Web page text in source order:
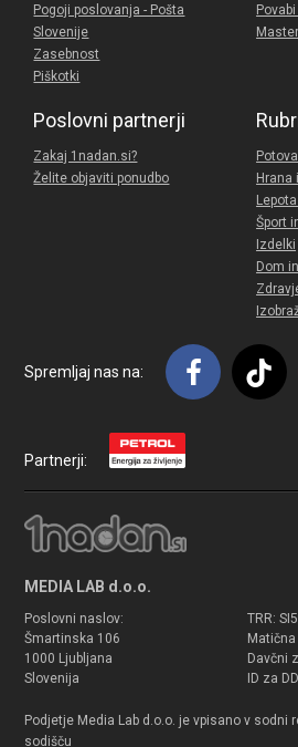
Pogoji poslovanja - Pošta
Slovenije
Zasebnost
Piškotki
Poslovni partnerji
Zakaj 1nadan.si?
Želite objaviti ponudbo
Hrana
Šport
Izdelki
Dom
Spremljaj nas na:
Partnerji:
MEDIA LAB d.o.o.
Poslovni naslov:
Šmartinska 106
1000 Ljubljana
Slovenija
TRR:
Davčni
ID za
Podjetje Media Lab d.o.o. je vpisano v sodni
sodišču